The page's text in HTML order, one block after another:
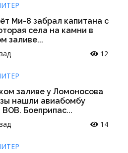
Ми-8 забрал капитана с
села на камни в
заливе...
12
заливе у Ломоносова
нашли авиабомбу
Боеприпас...
14